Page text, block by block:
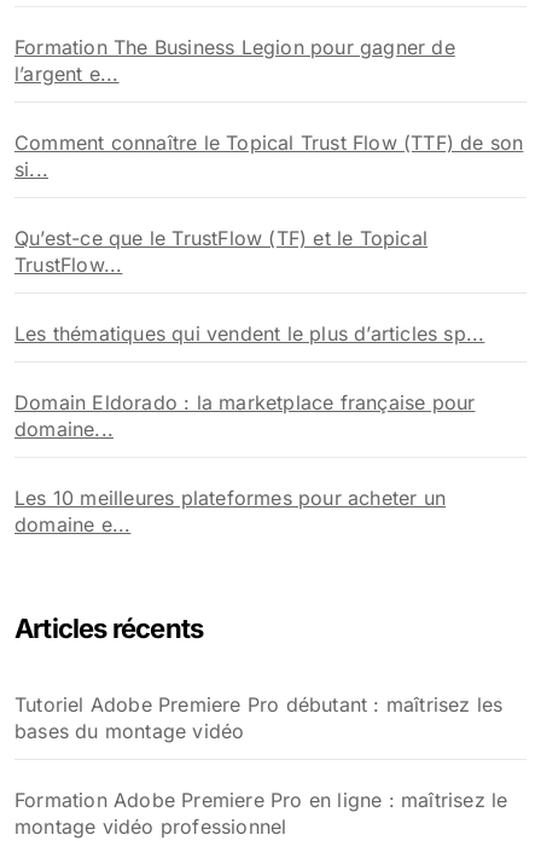
Formation The Business Legion pour gagner de
l’argent e...
Comment connaître le Topical Trust Flow (TTF) de son
si...
Qu’est-ce que le TrustFlow (TF) et le Topical
TrustFlow...
Les thématiques qui vendent le plus d’articles sp...
Domain Eldorado : la marketplace française pour
domaine...
Les 10 meilleures plateformes pour acheter un
domaine e...
Articles récents
Tutoriel Adobe Premiere Pro débutant : maîtrisez les
bases du montage vidéo
Formation Adobe Premiere Pro en ligne : maîtrisez le
montage vidéo professionnel